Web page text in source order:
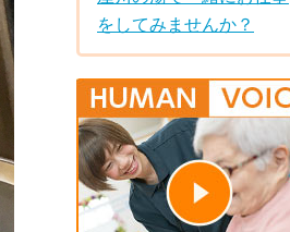
をしてみませんか？